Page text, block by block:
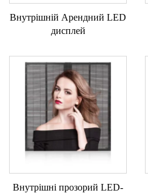
Внутрішній Арендний LED
дисплей
Внутрішні прозорий LED-